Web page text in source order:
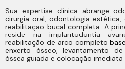
Sua expertise clínica abrange
cirurgia oral, odontologia
reabilitação bucal completa. A
reside na implantodontia
reabilitação de arco completo
enxerto ósseo, levantamento
óssea guiada e colocação imediata